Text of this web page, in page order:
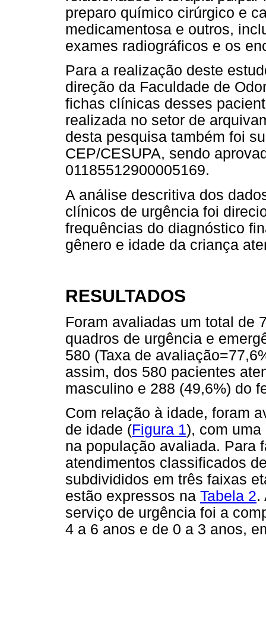
preparo químico cirúrgico e
medicamentosa e outros,
exames radiográficos e os
Para a realização deste
direção da Faculdade de
fichas clínicas desses
realizada no setor de
desta pesquisa também foi
CEP/CESUPA, sendo
01185512900005169.
A análise descritiva dos
clínicos de urgência foi
frequências do diagnóstico
gênero e idade da criança
RESULTADOS
Foram avaliadas um total de
quadros de urgência e
580 (Taxa de
assim, dos 580 pacientes
masculino e 288 (49,6%) do
Com relação à idade, foram
de idade (Figura 1), com uma
na população avaliada. Para
atendimentos classificados
subdivididos em três faixas
estão expressos na Tabela 2.
serviço de urgência foi a
4 a 6 anos e de 0 a 3 anos,